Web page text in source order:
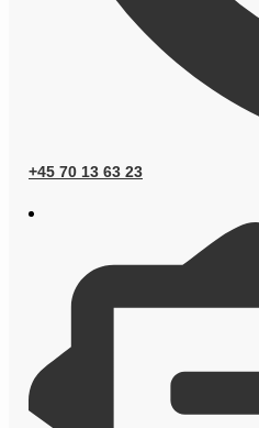
+45 70 13 63 23